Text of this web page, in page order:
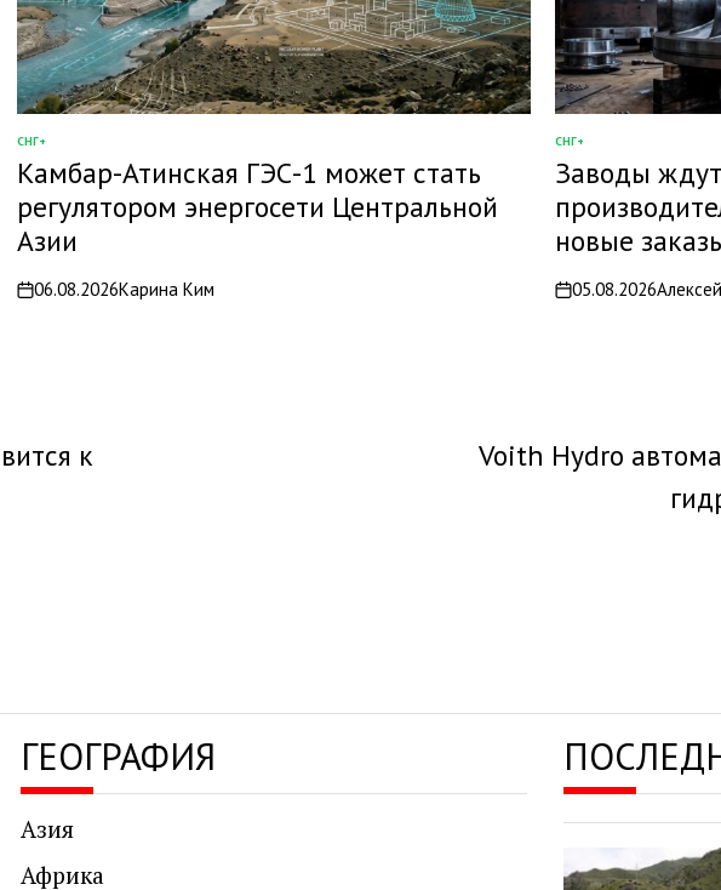
ОПУБЛИКОВАНО
В
СНГ+
Камбар-Атинская ГЭС-1 может стать
регулятором энергосети Центральной
Азии
on06.08.2026Карина Ким
ОПУБЛИКОВАНО
В
СНГ+
Заводы
новые
on05.08.2026
к
Voith Hydro
ГЕОГРАФИЯ
Азия
Африка